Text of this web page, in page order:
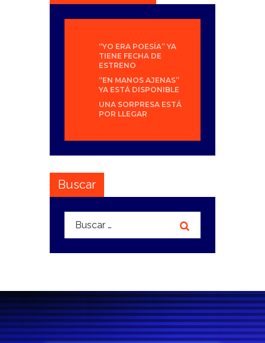
“YO ERA POESÍA” YA
TIENE FECHA DE
ESTRENO
“EN MANOS AJENAS”
YA ESTÁ DISPONIBLE
UNA SORPRESA ESTÁ
POR LLEGAR
Buscar
Buscar: